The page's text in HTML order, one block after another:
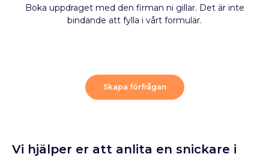
Boka uppdraget med den firman ni gillar. Det är inte
bindande att fylla i vårt formulär.
Skapa förfrågan
Vi hjälper er att anlita en snickare i